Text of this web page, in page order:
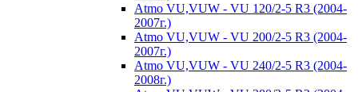
Atmo VU,VUW - VU 120/2-5 R3 (2004-
2007г.)
Atmo VU,VUW - VU 200/2-5 R3 (2004-
2007г.)
Atmo VU,VUW - VU 240/2-5 R3 (2004-
2008г.)